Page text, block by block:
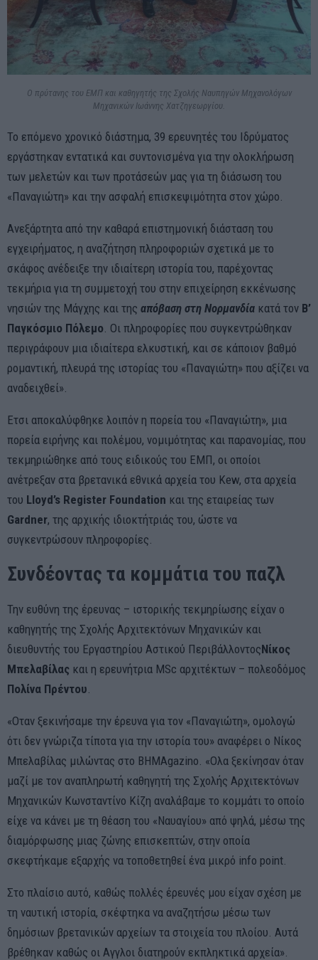
Ο πρύτανης του ΕΜΠ και καθηγητής της Σχολής Ναυπηγών Μηχανολόγων
Μηχανικών Ιωάννης Χατζηγεωργίου.
Το επόμενο χρονικό διάστημα, 39 ερευνητές του Ιδρύματος
εργάστηκαν εντατικά και συντονισμένα για την ολοκλήρωση
των μελετών και των προτάσεών μας για τη διάσωση του
«Παναγιώτη» και την ασφαλή επισκεψιμότητα στον χώρο.
Ανεξάρτητα από την καθαρά επιστημονική διάσταση του
εγχειρήματος, η αναζήτηση πληροφοριών σχετικά με το
σκάφος ανέδειξε την ιδιαίτερη ιστορία του, παρέχοντας
τεκμήρια για τη συμμετοχή του στην επιχείρηση εκκένωσης
νησιών της Μάγχης και της απόβαση στη Νορμανδία κατά τον Β’
Παγκόσμιο Πόλεμο . Οι πληροφορίες που συγκεντρώθηκαν
περιγράφουν μια ιδιαίτερα ελκυστική, και σε κάποιον βαθμό
ρομαντική, πλευρά της ιστορίας του «Παναγιώτη» που αξίζει να
αναδειχθεί».
Ετσι αποκαλύφθηκε λοιπόν η πορεία του «Παναγιώτη», μια
πορεία ειρήνης και πολέμου, νομιμότητας και παρανομίας, που
τεκμηριώθηκε από τους ειδικούς του ΕΜΠ, οι οποίοι
ανέτρεξαν στα βρετανικά εθνικά αρχεία του Kew, στα αρχεία
του Lloyd’s Register Foundation και της εταιρείας των
Gardner, της αρχικής ιδιοκτήτριάς του, ώστε να
συγκεντρώσουν πληροφορίες.
Συνδέοντας τα κομμάτια του παζλ
Την ευθύνη της έρευνας – ιστορικής τεκμηρίωσης είχαν ο
καθηγητής της Σχολής Αρχιτεκτόνων Μηχανικών και
διευθυντής του Εργαστηρίου Αστικού ΠεριβάλλοντοςΝίκος
Μπελαβίλας και η ερευνήτρια MSc αρχιτέκτων – πολεοδόμος
Πολίνα Πρέντου
«Οταν ξεκινήσαμε την έρευνα για τον «Παναγιώτη», ομολογώ
ότι δεν γνώριζα τίποτα για την ιστορία του» αναφέρει ο Νίκος
Μπελαβίλας μιλώντας στο ΒΗΜΑgazino. «Ολα ξεκίνησαν όταν
μαζί με τον αναπληρωτή καθηγητή της Σχολής Αρχιτεκτόνων
Μηχανικών Κωνσταντίνο Κίζη αναλάβαμε το κομμάτι το οποίο
είχε να κάνει με τη θέαση του «Nαυαγίου» από ψηλά, μέσω της
διαμόρφωσης μιας ζώνης επισκεπτών, στην οποία
σκεφτήκαμε εξαρχής να τοποθετηθεί ένα μικρό info point.
Στο πλαίσιο αυτό, καθώς πολλές έρευνές μου είχαν σχέση με
τη ναυτική ιστορία, σκέφτηκα να αναζητήσω μέσω των
δημόσιων βρετανικών αρχείων τα στοιχεία του πλοίου. Αυτά
βρέθηκαν καθώς οι Αγγλοι διατηρούν εκπληκτικά αρχεία».